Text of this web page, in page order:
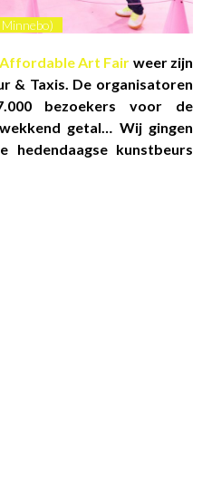
Affordable Art Fair weer zijn
& Taxis. De organisatoren
bezoekers voor de
getal… Wij gingen
kunstbeurs